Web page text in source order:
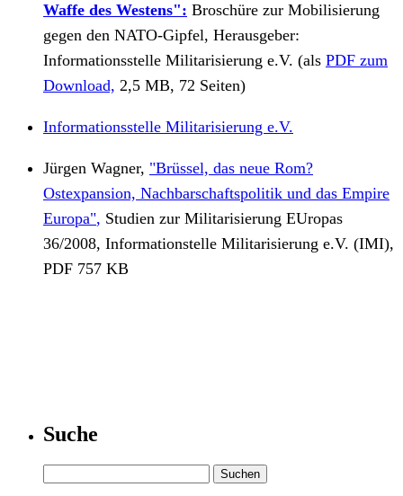
Waffe des Westens": Broschüre zur Mobilisierung
gegen den NATO-Gipfel, Herausgeber:
Informationsstelle Militarisierung e.V. (als PDF zum
Download, 2,5 MB, 72 Seiten)
Informationsstelle Militarisierung e.V.
Jürgen Wagner, "Brüssel, das neue Rom?
Ostexpansion, Nachbarschaftspolitik und das Empire
Europa", Studien zur Militarisierung EUropas
36/2008, Informationstelle Militarisierung e.V. (IMI),
PDF 757 KB
Suche
nach: